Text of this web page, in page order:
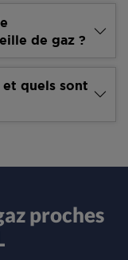
de gaz ?
et quels sont
proches